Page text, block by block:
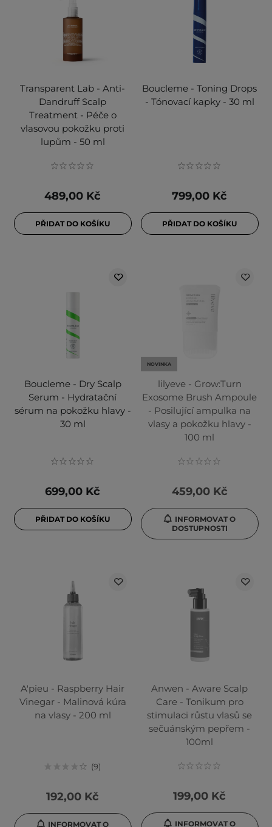
Transparent Lab - Anti-
Dandruff Scalp
Treatment - Péče o
vlasovou pokožku proti
lupům - 50 ml
489,00 Kč
PŘIDAT DO KOŠÍKU
Boucleme - Toning Drops
- Tónovací kapky - 30 ml
799,00 Kč
PŘIDAT DO KOŠÍKU
Boucleme - Dry Scalp
Serum - Hydratační
sérum na pokožku hlavy -
30 ml
699,00 Kč
PŘIDAT DO KOŠÍKU
NOVINKA
lilyeve - Grow:Turn
Exosome Brush Ampoule
- Posilující ampulka na
vlasy a pokožku hlavy -
100 ml
459,00 Kč
INFORMOVAT O
DOSTUPNOSTI
A'pieu - Raspberry Hair
Vinegar - Malinová kúra
na vlasy - 200 ml
9
192,00 Kč
INFORMOVAT O
Anwen - Aware Scalp
Care - Tonikum pro
stimulaci růstu vlasů se
sečuánským pepřem -
100ml
199,00 Kč
INFORMOVAT O